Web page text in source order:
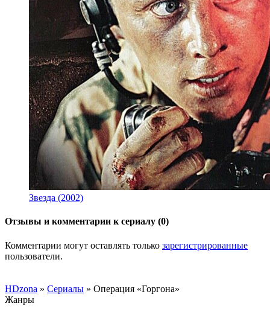
Звезда (2002)
Отзывы и комментарии к сериалу (0)
Комментарии могут оставлять только зарегистрированные
пользователи.
HDzona » Сериалы » Операция «Горгона»
Жанры